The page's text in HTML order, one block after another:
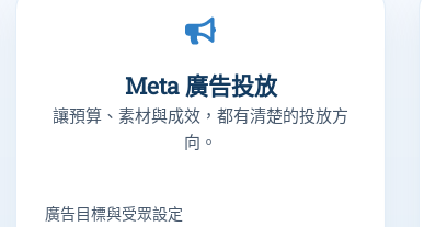
Meta 廣告投放
讓預算、素材與成效，都有清楚的投放方
向。
廣告目標與受眾設定